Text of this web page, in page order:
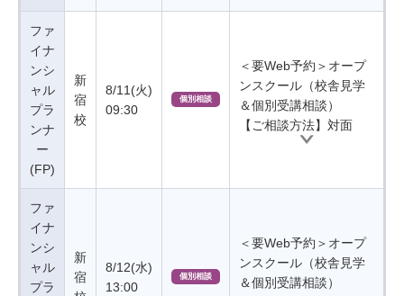
ファ
イナ
ンシ
ャル
プラ
ンナ
ー
(FP)
新
宿
校
8/11(火)
09:30
個別相談
＜要Web予約＞オープ
ンスクール（校舎見学
＆個別受講相談）
【ご相談方法】対面
ファ
イナ
ンシ
ャル
プラ
新
宿
8/12(水)
13:00
個別相談
＜要Web予約＞オープ
ンスクール（校舎見学
＆個別受講相談）